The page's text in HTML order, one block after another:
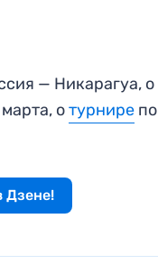
— Никарагуа, о
марта, отурнире по
Дзене!